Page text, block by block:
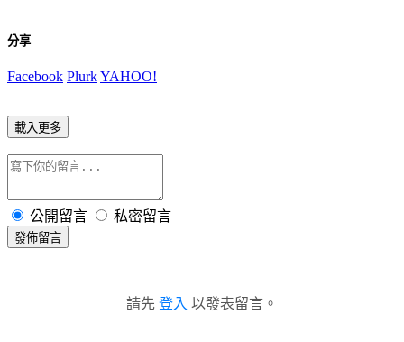
分享
Facebook PlurkYAHOO!
載入更多
公開留言 私密留言
發佈留言
請先 登入 以發表留言。